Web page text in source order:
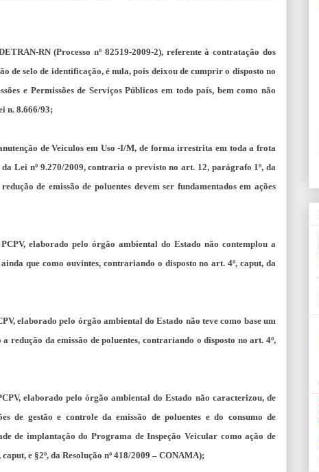
RN (Processo nº 82519-2009-2), referente à contratação dos
de selo de identificação, é nula, pois deixou de cumprir o disposto no
e Permissões de Serviços Públicos em todo país, bem como não
n. 8.666/93;
de Veículos em Uso -I/M, de forma irrestrita em toda a frota
da Lei nº 9.270/2009, contraria o previsto no art. 12, parágrafo 1º, da
de emissão de poluentes devem ser fundamentados em ações
elaborado pelo órgão ambiental do Estado não contemplou a
que como ouvintes, contrariando o disposto no art. 4º, caput, da
elaborado pelo órgão ambiental do Estado não teve como base um
redução da emissão de poluentes, contrariando o disposto no art. 4º,
elaborado pelo órgão ambiental do Estado não caracterizou, de
de gestão e controle da emissão de poluentes e do consumo de
de implantação do Programa de Inspeção Veicular como ação de
e §2º, da Resolução nº 418/2009 – CONAMA);